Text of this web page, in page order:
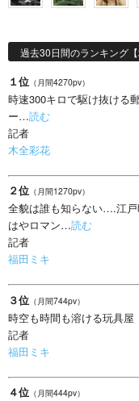
過去30日間のランキング
１位 （月間4270pv）
時速300キロで駆け抜ける
ー…読む
記者
木全彩花
２位 （月間1270pv）
全貌は誰も知らない….江
はやロマン…読む
記者
福田ミキ
３位 （月間744pv）
時空も時間も溶ける玩具
記者
福田ミキ
４位 （月間444pv）